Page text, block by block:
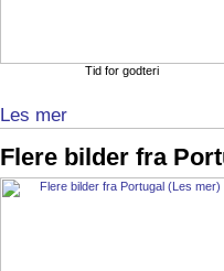
Tid for godteri
Les mer
Flere bilder fra